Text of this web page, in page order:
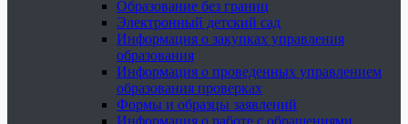
Образование без границ
Электронный детский сад
Информация о закупках управления
образования
Информация о проведенных управлением
образования проверках
Формы и образцы заявлений
Информация о работе с обращениями